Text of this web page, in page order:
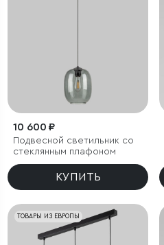
10 600 ₽
Подвесной светильник со
стеклянным плафоном
КУПИТЬ
ТОВАРЫ ИЗ ЕВРОПЫ